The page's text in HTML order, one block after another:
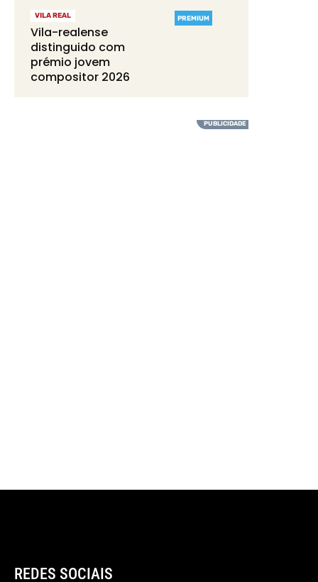
PREMIUM
VILA REAL
Vila-realense
distinguido com
prémio jovem
compositor 2026
REDES SOCIAIS